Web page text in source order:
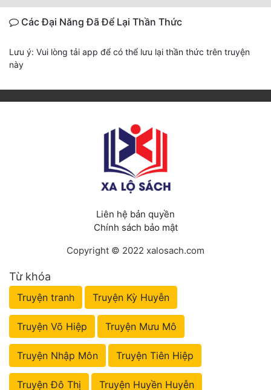
Các Đại Năng Đã Để Lại Thần Thức
Lưu ý: Vui lòng tải app để có thể lưu lại thần thức trên truyện
này
Liên hệ bản quyền
Chính sách bảo mật
Copyright © 2022 xalosach.com
Từ khóa
Truyện tranh Truyện Kỳ Huyễn
Truyện Võ Hiệp Truyện Mưu Mô
Truyện Nhập Môn Truyện Tiên Hiệp
Truyện Đô Thị Truyện Huyền Huyễn